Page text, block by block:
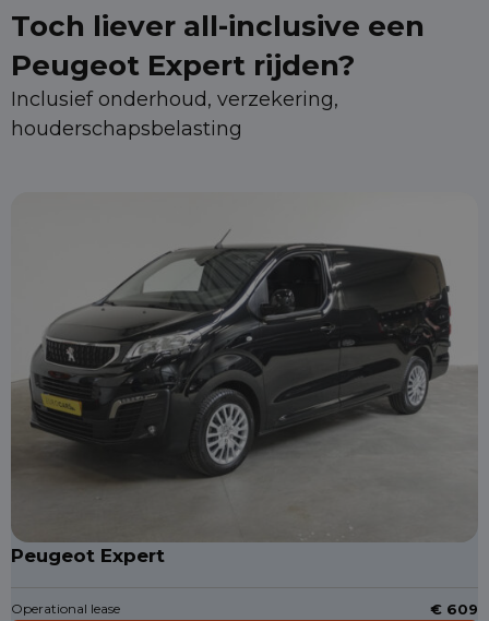
Toch liever all-inclusive een
Peugeot Expert rijden?
Inclusief onderhoud, verzekering,
houderschapsbelasting
Peugeot Expert
Operational lease € 609